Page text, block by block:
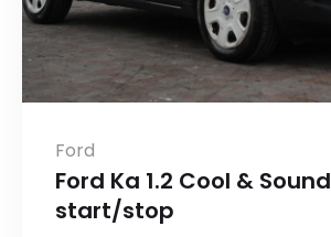
Ford
Ford Ka 1.2 Cool & Sound
start/stop